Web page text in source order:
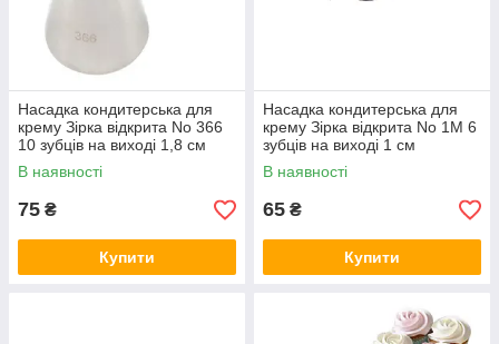
Насадка кондитерська для
крему Зірка відкрита No 366
10 зубців на виході 1,8 см
В наявності
75 ₴
Купити
Насадка кондитерська для
крему Зірка відкрита No 1М 6
зубців на виході 1 см
В наявності
65 ₴
Купити